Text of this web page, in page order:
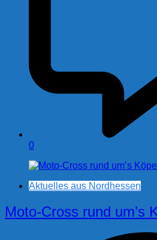
0
Aktuelles aus Nordhessen
Moto-Cross rund um’s